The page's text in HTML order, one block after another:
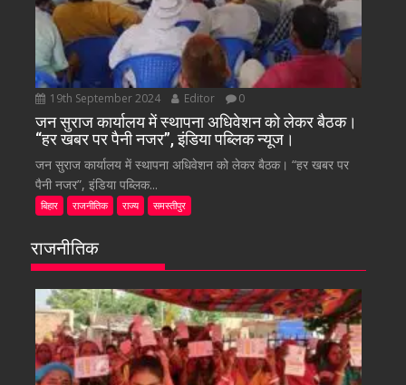
19th September 2024 Editor 0
जन सुराज कार्यालय में स्थापना अधिवेशन को लेकर बैठक।
“हर खबर पर पैनी नजर”, इंडिया पब्लिक न्यूज।
जन सुराज कार्यालय में स्थापना अधिवेशन को लेकर बैठक। “हर खबर पर
पैनी नजर”, इंडिया पब्लिक...
बिहार राजनीतिक राज्य समस्तीपुर
राजनीतिक